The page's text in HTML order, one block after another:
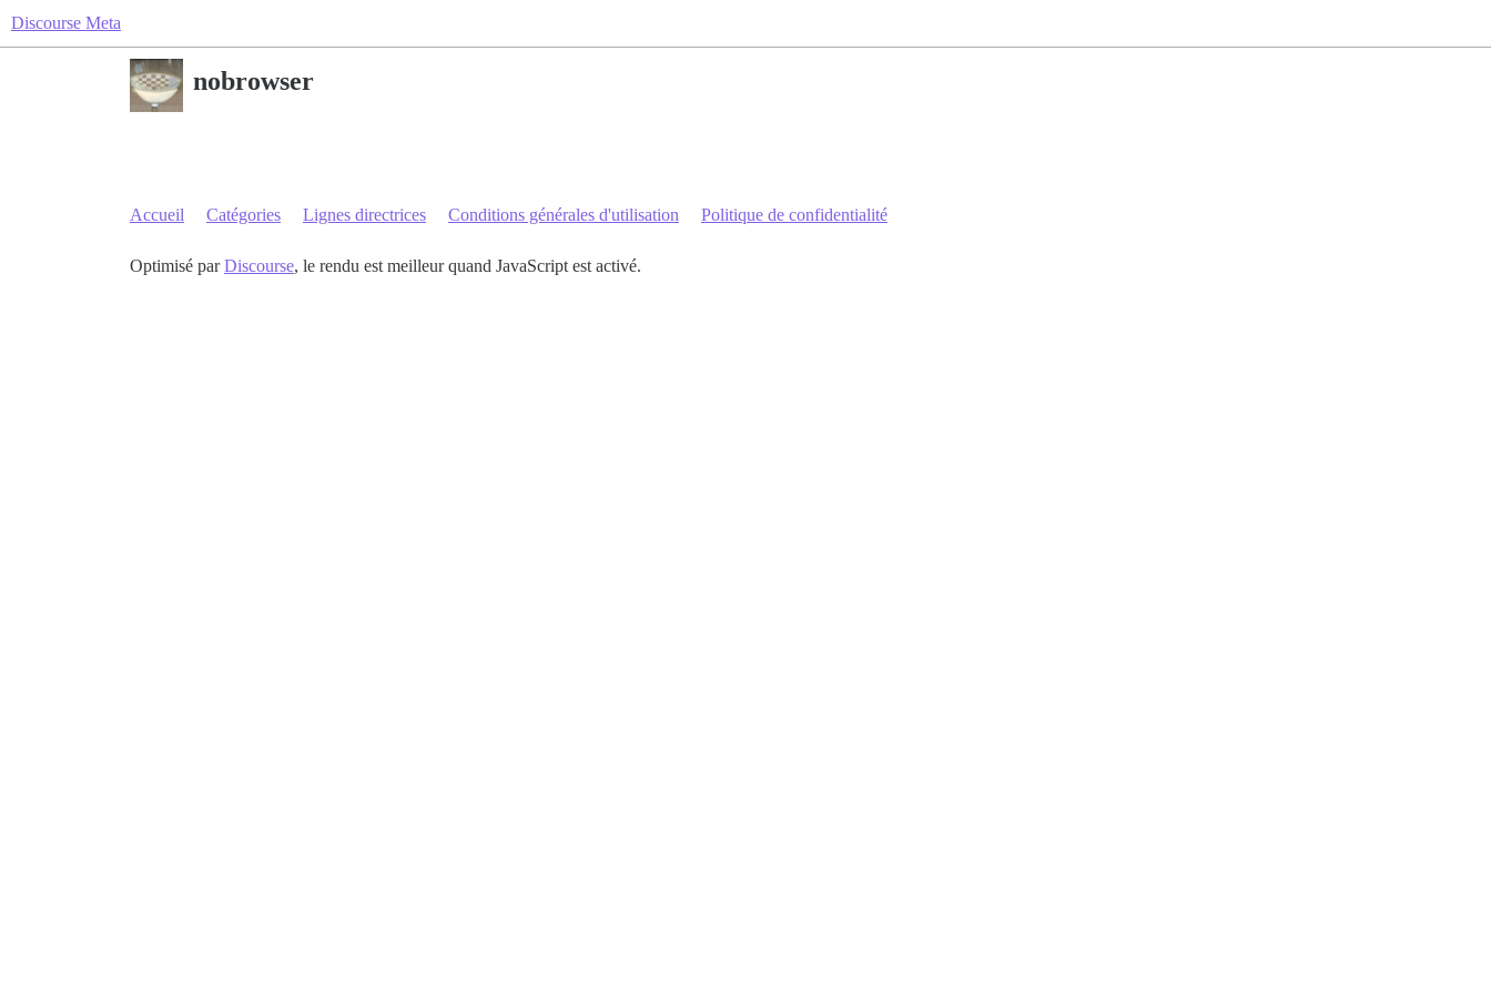
Discourse Meta
nobrowser
Accueil Catégories Lignes directrices Conditions générales d'utilisation Politique de confidentialité
Optimisé parDiscourse, le rendu est meilleur quand JavaScript est activé.